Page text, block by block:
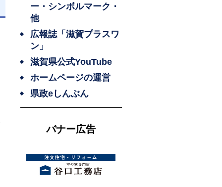
ー・シンボルマーク・
他
広報誌「滋賀プラスワ
ン」
滋賀県公式YouTube
ホームページの運営
県政eしんぶん
バナー広告